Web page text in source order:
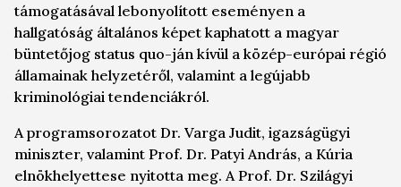
támogatásával lebonyolított eseményen a
hallgatóság általános képet kaphatott a magyar
büntetőjog status quo-ján kívül a közép-európai régió
államainak helyzetéről, valamint a legújabb
kriminológiai tendenciákról.
A programsorozatot Dr. Varga Judit, igazságügyi
miniszter, valamint Prof. Dr. Patyi András, a Kúria
elnökhelyettese nyitotta meg. A Prof. Dr. Szilágyi